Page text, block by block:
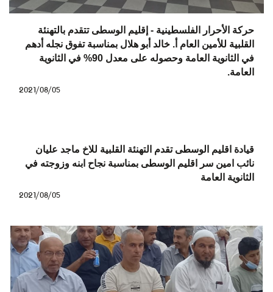
حركة الأحرار الفلسطينية - إقليم الوسطى تتقدم بالتهنئة
القلبية للأمين العام أ. خالد أبو هلال بمناسبة تفوق نجله أدهم
في الثانوية العامة وحصوله على معدل 90% في الثانوية
العامة.
قيادة اقليم الوسطى تقدم التهنئة القلبية للاخ ماجد عليان
نائب امين سر اقليم الوسطى بمناسبة نجاح ابنه وزوجته في
الثانوية العامة